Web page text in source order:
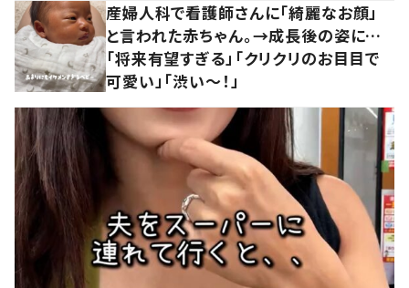
産婦人科で看護師さんに「綺麗なお顔」
と言われた赤ちゃん。→成長後の姿に…
「将来有望すぎる」「クリクリのお目目で
可愛い」「渋い～！」